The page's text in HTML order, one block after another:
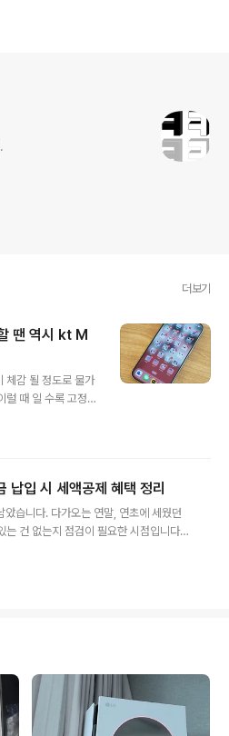
더보기
땐 역시 kt M
체감 될 정도로 물가
럴 때 일 수록 고정지
의 비용이 부담될
알뜰폰 통신사 중 K
신사입니다. 사용에
운영하고 있어 불
가지고 있습니다.
납입 시 세액공제 혜택 정리
습니다. 다가오는 연말, 연초에 세웠던
는 건 없는지 점검이 필요한 시점입니다.
금납입은 필수로 점검해봐야 합니다. 개
할 수 있습니다. 납부한 비용을 투자하
. 일반계좌에서 투자할 경우 조건에 ..